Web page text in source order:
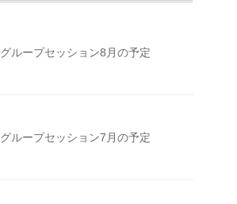
グループセッション8月の予定
グループセッション7月の予定